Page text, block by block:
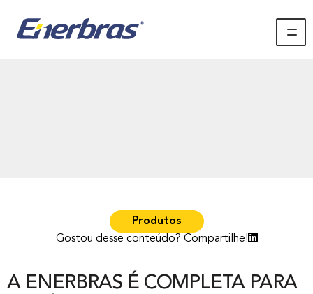
Produtos
Gostou desse conteúdo? Compartilhe!
A ENERBRAS É COMPLETA PARA